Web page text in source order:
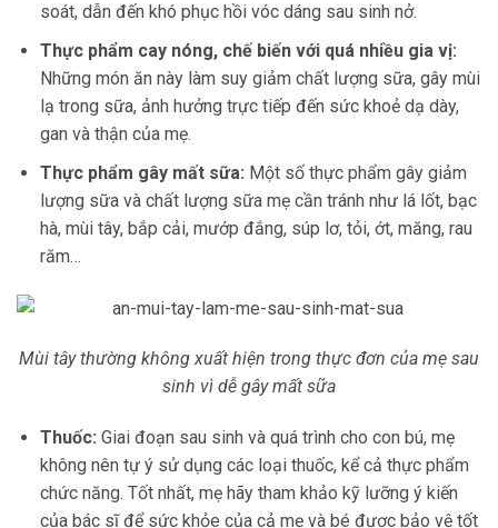
soát, dẫn đến khó phục hồi vóc dáng sau sinh nở.
Thực phẩm cay nóng, chế biến với quá nhiều gia vị:
Những món ăn này làm suy giảm chất lượng sữa, gây mùi
lạ trong sữa, ảnh hưởng trực tiếp đến sức khoẻ dạ dày,
gan và thận của mẹ.
Thực phẩm gây mất sữa: Một số thực phẩm gây giảm
lượng sữa và chất lượng sữa mẹ cần tránh như lá lốt, bạc
hà, mùi tây, bắp cải, mướp đắng, súp lơ, tỏi, ớt, măng, rau
răm…
Mùi tây thường không xuất hiện trong thực đơn của mẹ sau
sinh vì dễ gây mất sữa
Thuốc: Giai đoạn sau sinh và quá trình cho con bú, mẹ
không nên tự ý sử dụng các loại thuốc, kể cả thực phẩm
chức năng. Tốt nhất, mẹ hãy tham khảo kỹ lưỡng ý kiến
của bác sĩ để sức khỏe của cả mẹ và bé được bảo vệ tốt